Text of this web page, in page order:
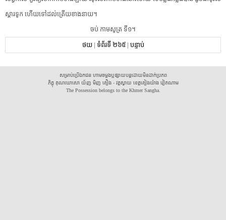
ស្តារទូក​ ​ហើយ​ទៅដល់​ត្រើយ​ខាងនាយ​។​
​ចប់​ ​កាម​សូត្រ​ ​ទី១​។​
ថយ| ទំព័រទី ២៦៥| បន្ទាប់
សម្រាប់ប្រើឯកជន ហាមចម្លងឬផ្សាយបន្តដោយមិនដាក់ប្រភព
ភិក្ខុ គុណឃោសោ យ័ញ មិញ គឿង - វត្តស្វាយ ខេត្តគៀងយ៉ាង វៀតណាម
The Possession belongs to the Khmer Sangha.